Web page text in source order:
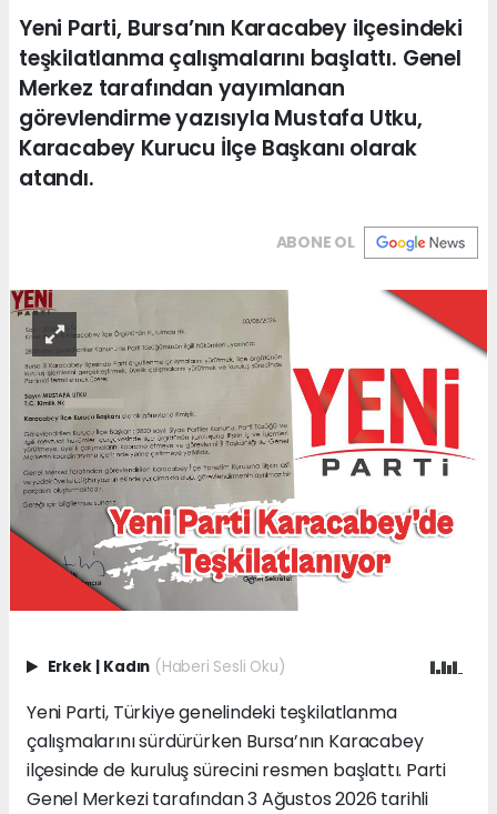
Yeni Parti, Bursa’nın Karacabey ilçesindeki
teşkilatlanma çalışmalarını başlattı. Genel
Merkez tarafından yayımlanan
görevlendirme yazısıyla Mustafa Utku,
Karacabey Kurucu İlçe Başkanı olarak
atandı.
ABONE OL
Erkek | Kadın (Haberi Sesli Oku)
Yeni Parti, Türkiye genelindeki teşkilatlanma
çalışmalarını sürdürürken Bursa’nın Karacabey
ilçesinde de kuruluş sürecini resmen başlattı. Parti
Genel Merkezi tarafından 3 Ağustos 2026 tarihli